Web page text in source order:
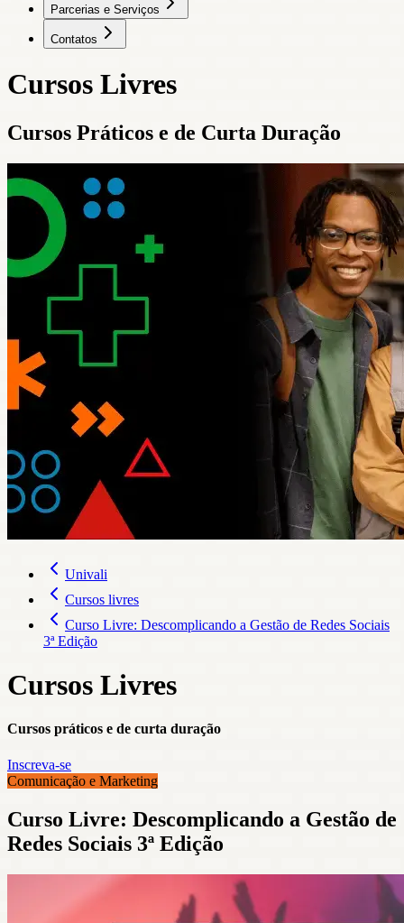
Parcerias e Serviços
Contatos
Cursos Livres
Cursos Práticos e de Curta Duração
Univali
Cursos livres
Curso Livre: Descomplicando a Gestão de Redes Sociais
3ª Edição
Cursos Livres
Cursos práticos e de curta duração
Inscreva-se
Comunicação e Marketing
Curso Livre: Descomplicando a Gestão de
Redes Sociais 3ª Edição